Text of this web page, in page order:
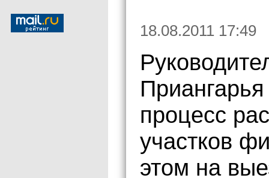
18.08.2011 17:49
процесс
участков
этом на